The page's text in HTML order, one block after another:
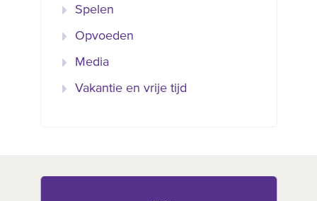
Spelen
Opvoeden
Media
Vakantie en vrije tijd